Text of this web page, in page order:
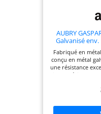
AUBRY
Galvanisé
Design
Idéal pour
Fabriqué en
conçu en métal
une résistance
intempéries Sa
difficiles, tout en
capacité